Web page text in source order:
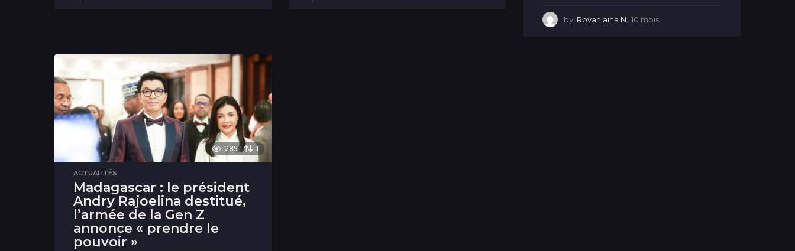
by Rovaniaina N. 10 mois
285 1
ACTUALITÉS
Madagascar : le président
Andry Rajoelina destitué,
l’armée de la Gen Z
annonce « prendre le
pouvoir »